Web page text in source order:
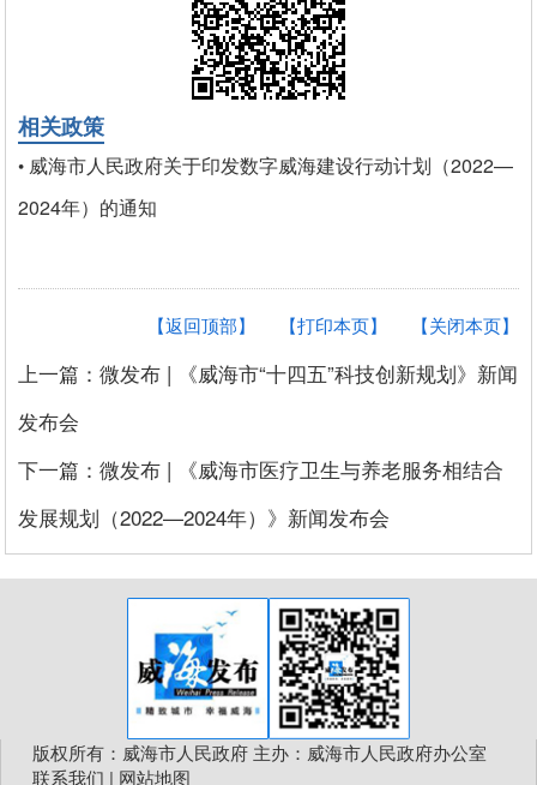
相关政策
• 威海市人民政府关于印发数字威海建设行动计划（2022—
2024年）的通知
【关闭本页】
【打印本页】
【返回顶部】
上一篇：微发布 | 《威海市“十四五”科技创新规划》新闻
发布会
下一篇：微发布 | 《威海市医疗卫生与养老服务相结合
发展规划（2022—2024年）》新闻发布会
版权所有：威海市人民政府 主办：威海市人民政府办公室
联系我们 | 网站地图